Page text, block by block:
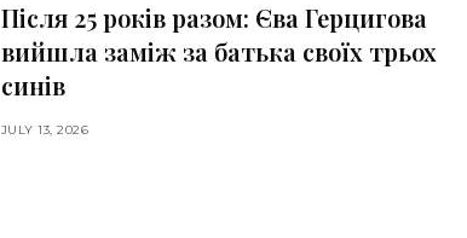
Після 25 років разом: Єва Герцигова
вийшла заміж за батька своїх трьох
синів
JULY 13, 2026